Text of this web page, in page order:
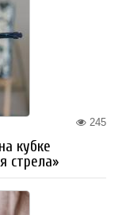
245
кубке
стрела»